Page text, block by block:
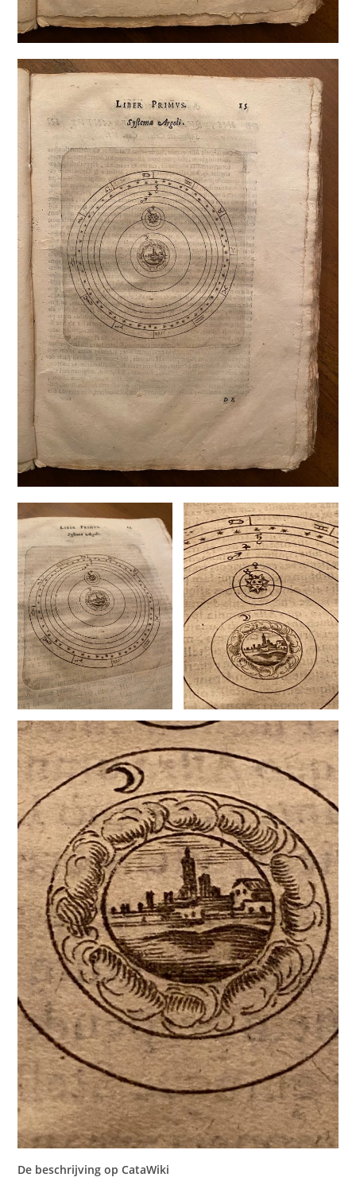
De beschrijving op CataWiki